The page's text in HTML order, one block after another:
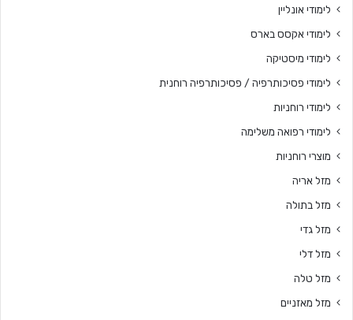
לימודי אונליין
לימודי אקסס בארס
לימודי מיסטיקה
לימודי פסיכותרפיה / פסיכותרפיה רוחנית
לימודי רוחניות
לימודי רפואה משלימה
מוצרי רוחניות
מזל אריה
מזל בתולה
מזל גדי
מזל דלי
מזל טלה
מזל מאזניים